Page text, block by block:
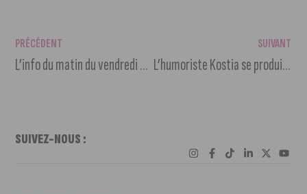
PRÉCÉDENT
L’info du matin du vendredi 6 décembre 2024
SUIVANT
L’humoriste Kostia se produit au Darcy comédie à Dijon
SUIVEZ-NOUS :